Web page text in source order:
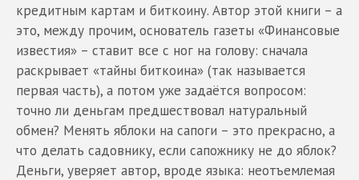
кредитным картам и биткоину. Автор этой книги – а
это, между прочим, основатель газеты «Финансовые
известия» – ставит все с ног на голову: сначала
раскрывает «тайны биткоина» (так называется
первая часть), а потом уже задаётся вопросом:
точно ли деньгам предшествовал натуральный
обмен? Менять яблоки на сапоги – это прекрасно, а
что делать садовнику, если сапожнику не до яблок?
Деньги, уверяет автор, вроде языка: неотъемлемая